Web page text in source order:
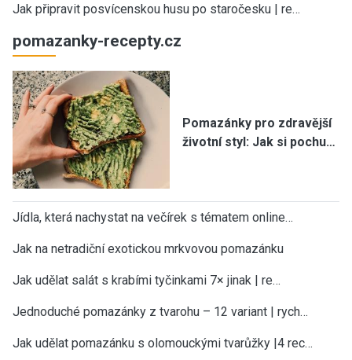
Jak připravit posvícenskou husu po staročesku | re…
pomazanky-recepty.cz
Pomazánky pro zdravější
životní styl: Jak si pochu…
Jídla, která nachystat na večírek s tématem online…
Jak na netradiční exotickou mrkvovou pomazánku
Jak udělat salát s krabími tyčinkami 7× jinak | re…
Jednoduché pomazánky z tvarohu – 12 variant | rych…
Jak udělat pomazánku s olomouckými tvarůžky |4 rec…